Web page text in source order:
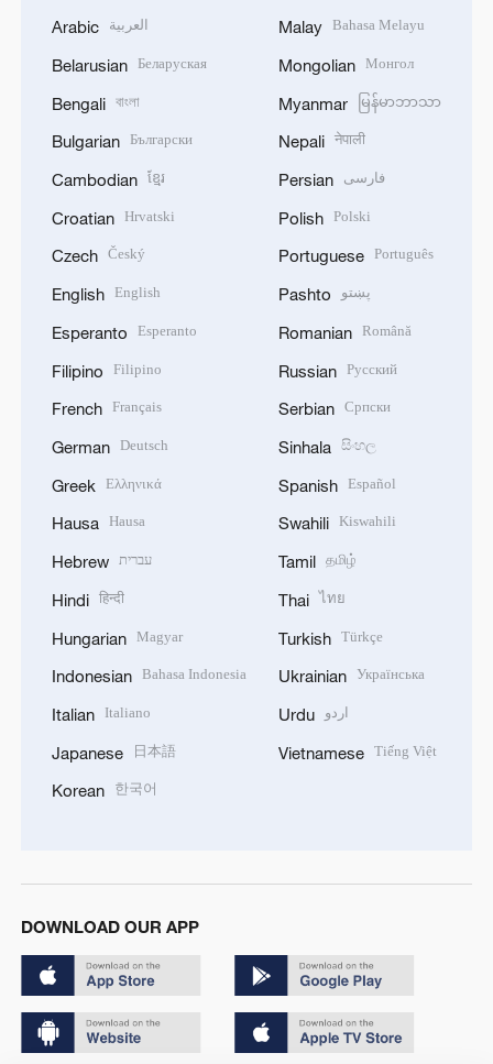
Arabic العربية
Belarusian Беларуская
Bengali বাংলা
Bulgarian Български
Cambodian ខ្មែរ
Croatian Hrvatski
Czech Český
English English
Esperanto Esperanto
Filipino Filipino
French Français
German Deutsch
Greek Ελληνικά
Hausa Hausa
Hebrew עברית
Hindi हिन्दी
Hungarian Magyar
Indonesian Bahasa Indonesia
Italian Italiano
Japanese 日本語
Korean 한국어
Malay Bahasa Melayu
Mongolian Монгол
Myanmar မြန်မာဘာသာ
Nepali नेपाली
Persian فارسی
Polish Polski
Portuguese Português
Pashto پښتو
Romanian Română
Russian Русский
Serbian Српски
Sinhala සිංහල
Spanish Español
Swahili Kiswahili
Tamil தமிழ்
Thai ไทย
Turkish Türkçe
Ukrainian Українська
Urdu اردو
Vietnamese Tiếng Việt
DOWNLOAD OUR APP